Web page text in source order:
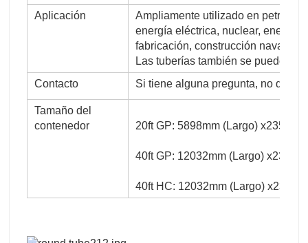
Aplicación
Ampliamente utilizado en
energía eléctrica, nuclear,
fabricación, construcción naval,
Las tuberías también se pueden
Contacto
Si tiene alguna pregunta, no dude
Tamaño del
contenedor
20ft GP: 5898mm (Largo)
40ft GP: 12032mm (Largo)
40ft HC: 12032mm (Largo)